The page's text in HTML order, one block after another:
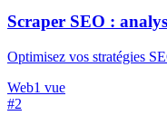
Scraper SEO :
Optimisez vos stratégies
Web1 vue
#2